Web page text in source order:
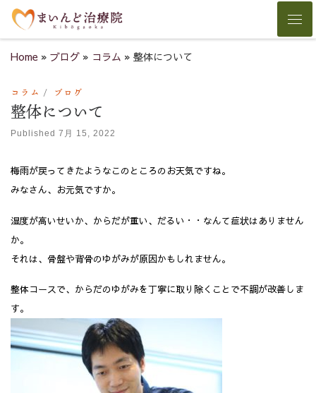
Skip to content
Home » ブログ » コラム » 整体について
コラム ブログ
整体について
Published 7月 15, 2022
梅雨が戻ってきたようなこのところのお天気ですね。
みなさん、お元気ですか。
湿度が高いせいか、からだが重い、だるい・・なんて症状はありません
か。
それは、骨盤や背骨のゆがみが原因かもしれません。
整体コースで、からだのゆがみを丁寧に取り除くことで不調が改善しま
す。